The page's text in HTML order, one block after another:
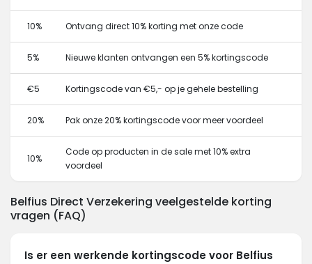
10% Ontvang direct 10% korting met onze code
5% Nieuwe klanten ontvangen een 5% kortingscode
€5 Kortingscode van €5,- op je gehele bestelling
20% Pak onze 20% kortingscode voor meer voordeel
10%
Code op producten in de sale met 10% extra
voordeel
Belfius Direct Verzekering veelgestelde korting
vragen (FAQ)
Is er een werkende kortingscode voor Belfius